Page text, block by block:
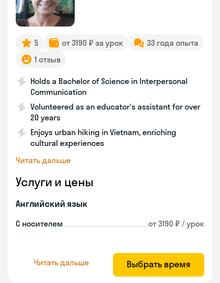
5 от 3190 ₽ за урок
33 года опыта
1 отзыв
Holds a Bachelor of Science in Interpersonal
Communication
Volunteered as an educator's assistant for over
20 years
Enjoys urban hiking in Vietnam, enriching
cultural experiences
Читать дальше
Услуги и цены
Английский язык
С носителем от 3190 ₽ / урок
Читать дальше Выбрать время